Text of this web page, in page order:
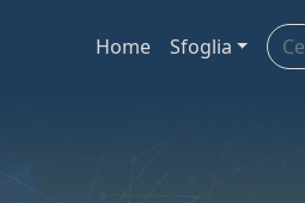
Home Sfoglia